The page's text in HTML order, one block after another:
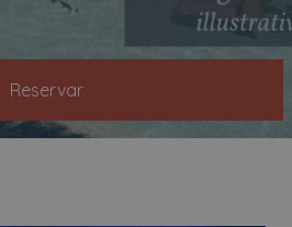
Reservar